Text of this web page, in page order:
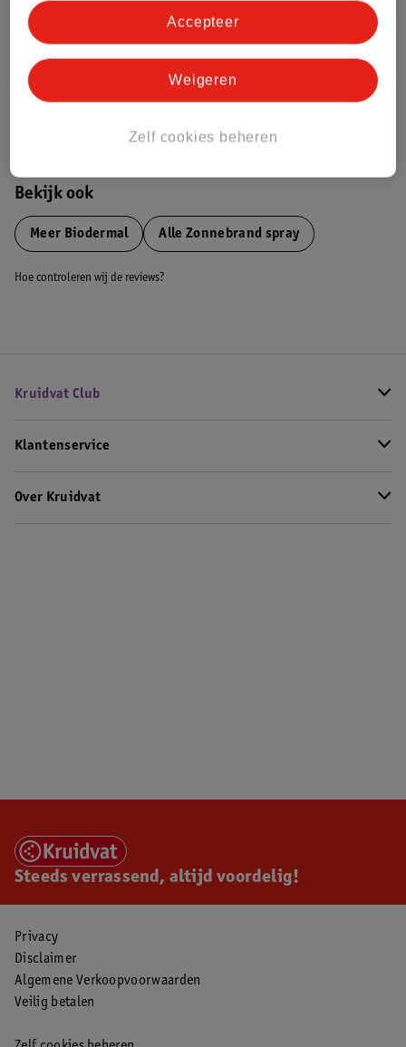
Dit product heeft (nog) geen Nature
Impact Score.
Bestel & Bezorginformatie
Bekijk ook
Meer Biodermal Alle Zonnebrand spray
Hoe controleren wij de reviews?
Kruidvat Club
Klantenservice
Over Kruidvat
Steeds verrassend, altijd voordelig!
Privacy
Disclaimer
Algemene Verkoopvoorwaarden
Veilig betalen
Zelf cookies beheren
Weigeren
Accepteer